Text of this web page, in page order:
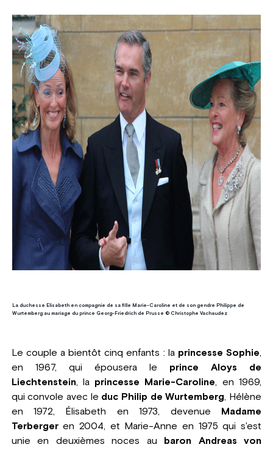
La duchesse Elisabeth en compagnie de sa fille Marie-Caroline et de son gendre Philippe de
Wurtemberg au mariage du prince Georg-Friedrich de Prusse © Christophe Vachaudez
Le couple a bientôt cinq enfants : la princesse Sophie,
en 1967, qui épousera le prince Aloys de
Liechtenstein, la princesse Marie-Caroline, en 1969,
qui convole avec le duc Philip de Wurtemberg, Hélène
en 1972, Élisabeth en 1973, devenue
Madame
Terbergeren 2004, et Marie-Anne en 1975 qui s'est
unie en deuxièmes noces au
baron Andreas von